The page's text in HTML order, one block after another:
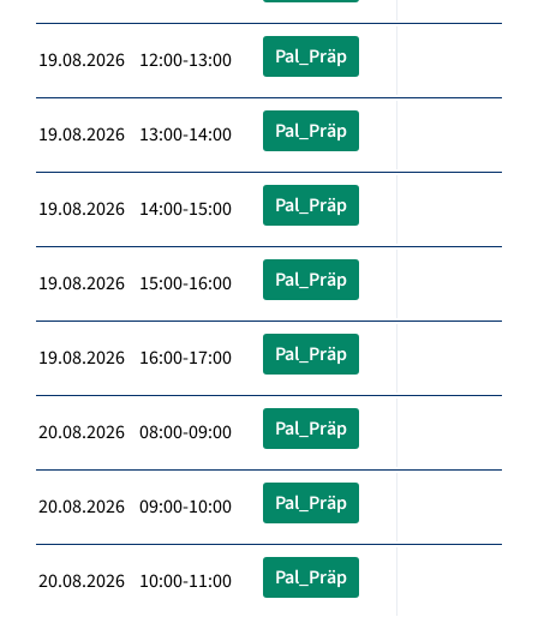
19.08.2026 12:00-13:00 Pal_Präp
19.08.2026 13:00-14:00 Pal_Präp
19.08.2026 14:00-15:00 Pal_Präp
19.08.2026 15:00-16:00 Pal_Präp
19.08.2026 16:00-17:00 Pal_Präp
20.08.2026 08:00-09:00 Pal_Präp
20.08.2026 09:00-10:00 Pal_Präp
20.08.2026 10:00-11:00 Pal_Präp